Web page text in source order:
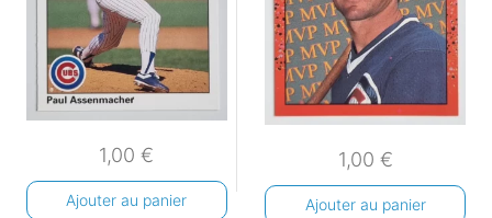
1,00€
Ajouter au panier
1,00 €
Ajouter au panier